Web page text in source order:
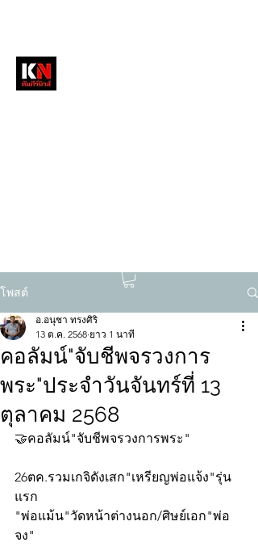
โพสต์
คอลัมน์"จับชีพจรวงการ
พระ"ประจำวันจันทร์ที่ 13
ตุลาคม 2568
อ.อนุชา ทรงศิริ
13 ต.ค. 2568 ยาว 1 นาที
🤝คอลัมน์"จับชีพจรวงการพระ"
26ตค.รวมเกจิดังเสก"เหรียญพ่อแจ้ง"รุ่น
แรก
"พ่อแม้น"วัดหน้าต่างนอก/ศิษย์เอก"พ่อ
จง"